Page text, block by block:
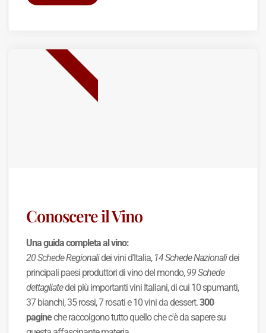
Conoscere il Vino
Una guida completa al vino:
20 Schede Regionalidei vini d'Italia, 14 Schede Nazionalidei
principali paesi produttori di vino del mondo,99 Schede
dettagliatedei più importanti vini Italiani, di cui 10 spumanti,
37 bianchi, 35 rossi, 7 rosati e 10 vini da dessert.300
pagineche raccolgono tutto quello che c'è da sapere su
BEST SELLER